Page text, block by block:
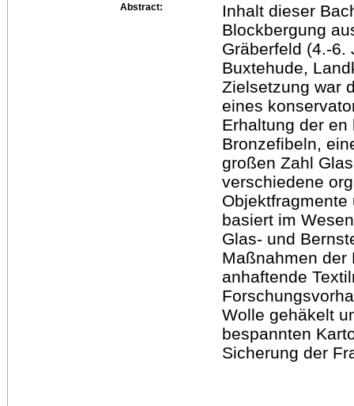
Abstract:
Inhalt dieser
Blockbergung
Gräberfeld (4.-6.
Buxtehude,
Zielsetzung war
eines
Erhaltung der
Bronzefibeln,
großen Zahl
verschiedene
basiert im
Glas- und
Maßnahmen der
anhaftende
Wolle gehäkelt
bespannten
Sicherung der